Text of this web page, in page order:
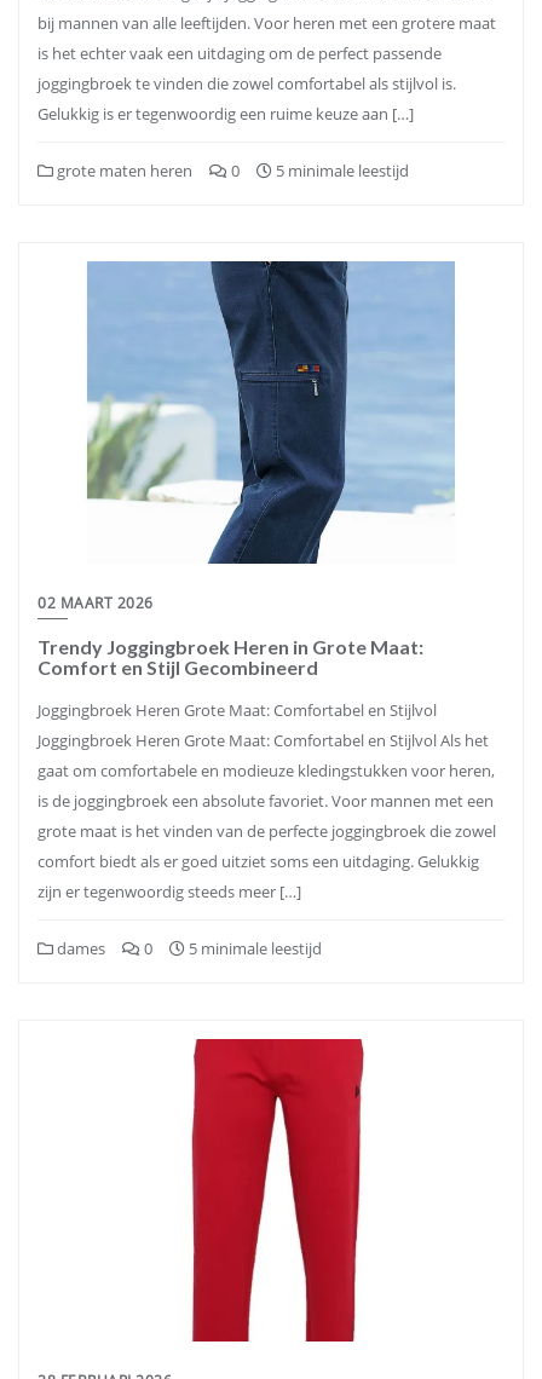
bij mannen van alle leeftijden. Voor heren met een grotere maat
is het echter vaak een uitdaging om de perfect passende
joggingbroek te vinden die zowel comfortabel als stijlvol is.
Gelukkig is er tegenwoordig een ruime keuze aan […]
grote maten heren 0 5 minimale leestijd
02 MAART 2026
Trendy Joggingbroek Heren in Grote Maat:
Comfort en Stijl Gecombineerd
Joggingbroek Heren Grote Maat: Comfortabel en Stijlvol
Joggingbroek Heren Grote Maat: Comfortabel en Stijlvol Als het
gaat om comfortabele en modieuze kledingstukken voor heren,
is de joggingbroek een absolute favoriet. Voor mannen met een
grote maat is het vinden van de perfecte joggingbroek die zowel
comfort biedt als er goed uitziet soms een uitdaging. Gelukkig
zijn er tegenwoordig steeds meer […]
dames 0 5 minimale leestijd